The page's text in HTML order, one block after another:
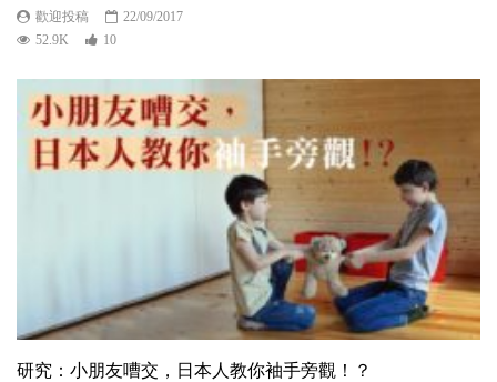
歡迎投稿
22/09/2017
52.9K
10
研究：小朋友嘈交，日本人教你袖手旁觀！？